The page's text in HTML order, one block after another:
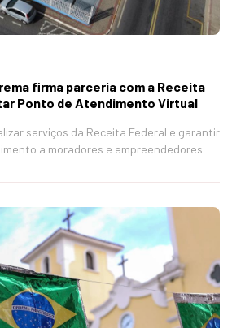
firma parceria com a Receita
Ponto de Atendimento Virtual
serviços da Receita Federal e garantir
a moradores e empreendedores